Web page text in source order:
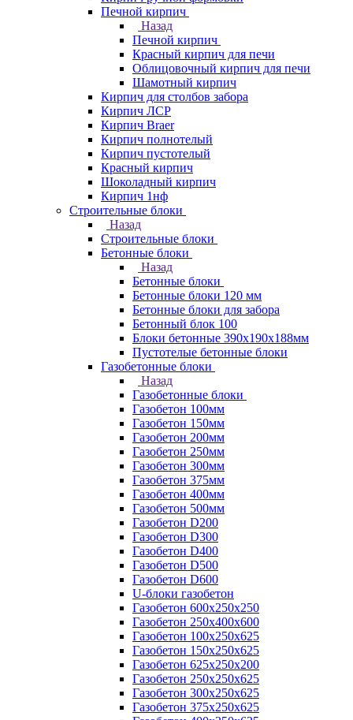
Печной кирпич
Назад
Печной кирпич
Красный кирпич для печи
Облицовочный кирпич для печи
Шамотный кирпич
Кирпич для столбов забора
Кирпич ЛСР
Кирпич Braer
Кирпич полнотелый
Кирпич пустотелый
Красный кирпич
Шоколадный кирпич
Кирпич 1нф
Строительные блоки
Назад
Строительные блоки
Бетонные блоки
Назад
Бетонные блоки
Бетонные блоки 120 мм
Бетонные блоки для забора
Бетонный блок 100
Блоки бетонные 390х190х188мм
Пустотелые бетонные блоки
Газобетонные блоки
Назад
Газобетонные блоки
Газобетон 100мм
Газобетон 150мм
Газобетон 200мм
Газобетон 250мм
Газобетон 300мм
Газобетон 375мм
Газобетон 400мм
Газобетон 500мм
Газобетон D200
Газобетон D300
Газобетон D400
Газобетон D500
Газобетон D600
U-блоки газобетон
Газобетон 600x250x250
Газобетон 250x400x600
Газобетон 100х250х625
Газобетон 150х250х625
Газобетон 625х250х200
Газобетон 250х250х625
Газобетон 300х250х625
Газобетон 375х250х625